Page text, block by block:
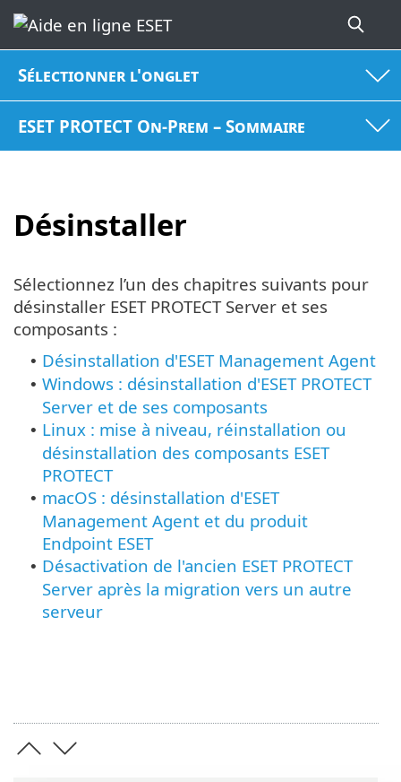
Sélectionner l'onglet
ESET PROTECT On-Prem – Sommaire
Désinstaller
Sélectionnez l’un des chapitres suivants pour
désinstaller ESET PROTECT Server et ses
composants :
• Désinstallation d'ESET Management Agent
• Windows : désinstallation d'ESET PROTECT
Server et de ses composants
• Linux : mise à niveau, réinstallation ou
désinstallation des composants ESET
PROTECT
• macOS : désinstallation d'ESET
Management Agent et du produit
Endpoint ESET
• Désactivation de l'ancien ESET PROTECT
Server après la migration vers un autre
serveur